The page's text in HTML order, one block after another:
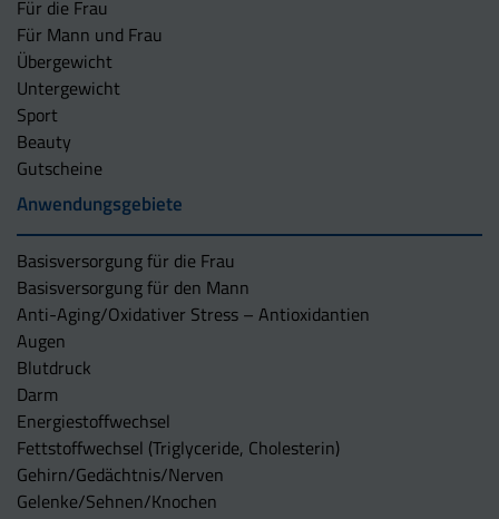
Für die Frau
Für Mann und Frau
Übergewicht
Untergewicht
Sport
Beauty
Gutscheine
Anwendungsgebiete
Basisversorgung für die Frau
Basisversorgung für den Mann
Anti-Aging/Oxidativer Stress – Antioxidantien
Augen
Blutdruck
Darm
Energiestoffwechsel
Fettstoffwechsel (Triglyceride, Cholesterin)
Gehirn/Gedächtnis/Nerven
Gelenke/Sehnen/Knochen